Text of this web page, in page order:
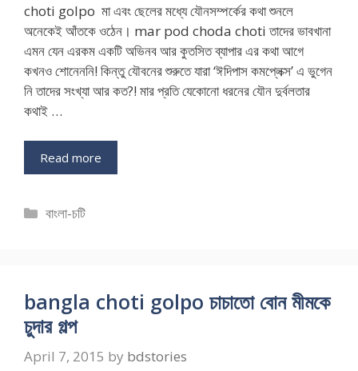
choti golpo মা এবং ছেলের মধ্যে যৌনসম্পর্কের কথা শুনলে
অনেকেই আঁতকে ওঠেন। mar pod choda choti তাদের ভাবখানা
এমন যেন এরকম একটি অভিনব আর কুতসিত ব্যাপার এর কথা আগে
কখনও শোনেননি! কিন্তু যৌবনের শুরুতে যারা ‘ঈদিপাস কমপ্লেক্স’ এ ভুগেন
নি তাদের সংখ্যা আর কত?! মার প্রতি যেকোনো ধরনের যৌন দুর্বলতার
কথাই …
Read more
Categories
বাংলা-চটি
bangla choti golpo চাচাতো বোন মীমকে
চুদার গল্প
April 7, 2015 by bdstories